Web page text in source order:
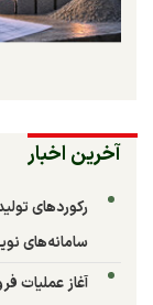
آخرین اخبار
رکوردهای
سامانه‌های
آغاز عملیات